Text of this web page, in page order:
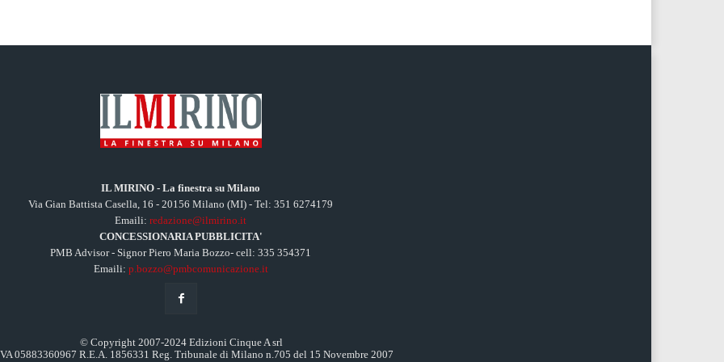
IL MIRINO - La finestra su Milano
Via Gian Battista Casella, 16 - 20156 Milano (MI) - Tel: 351 6274179
Emaili:redazione@ilmirino.it
CONCESSIONARIA PUBBLICITA'
PMB Advisor - Signor Piero Maria Bozzo- cell: 335 354371
Emaili: p.bozzo@pmbcomunicazione.it
© Copyright 2007-2024 Edizioni Cinque A srl
05883360967 R.E.A. 1856331 Reg. Tribunale di Milano n.705 del 15 Novembre 2007